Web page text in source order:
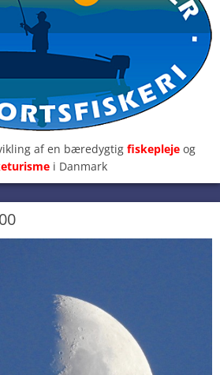
af en bæredygtig fiskepleje og
i Danmark